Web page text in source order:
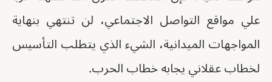
علي مواقع التواصل الاجتماعي، لن تنتهي بنهاية
المواجهات الميدانية، الشيء الذي يتطلب التأسيس
لخطاب عقلاني يجابه خطاب الحرب.